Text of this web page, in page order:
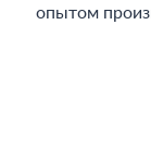
опытом